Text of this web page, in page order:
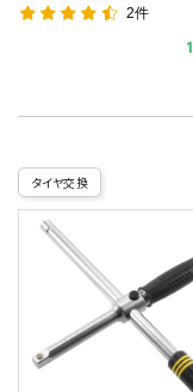
2件
タイヤ交換